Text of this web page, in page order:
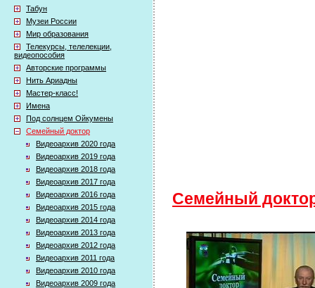
Табун
Музеи России
Мир образования
Телекурсы, телелекции,
видеопособия
Авторские программы
Нить Ариадны
Мастер-класс!
Имена
Под солнцем Ойкумены
Семейный доктор
Видеоархив 2020 года
Видеоархив 2019 года
Видеоархив 2018 года
Видеоархив 2017 года
Видеоархив 2016 года
Видеоархив 2015 года
Видеоархив 2014 года
Видеоархив 2013 года
Видеоархив 2012 года
Видеоархив 2011 года
Видеоархив 2010 года
Видеоархив 2009 года
Семейный